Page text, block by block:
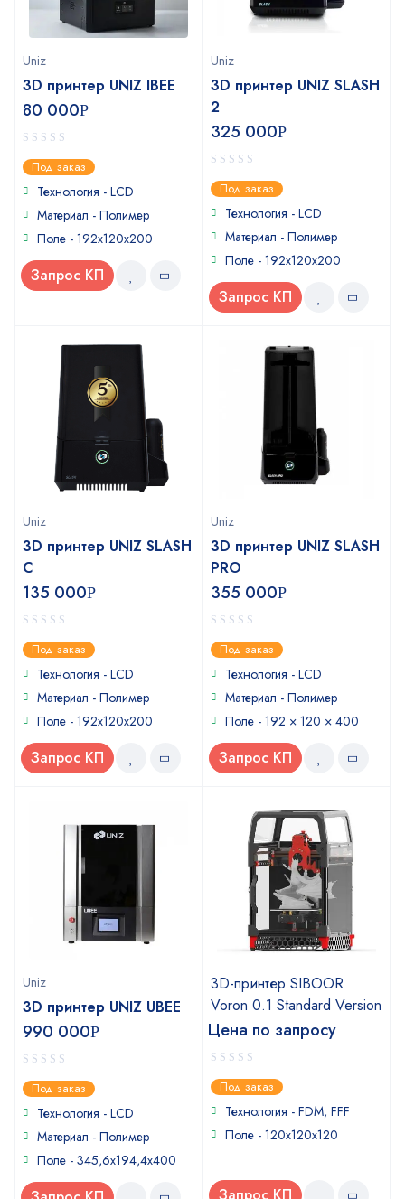
Uniz
3D принтер UNIZ IBEE
80 000Р
0
out
of
Под заказ
Технология - LCD
Материал - Полимер
Поле - 192х120х200
Запрос КП
Uniz
3D принтер UNIZ SLASH
2
325 000Р
0
out
of
Под заказ
Технология - LCD
Материал - Полимер
Поле - 192х120х200
Запрос КП
Uniz
3D принтер UNIZ SLASH
C
135 000Р
0
out
of
Под заказ
Технология - LCD
Материал - Полимер
Поле - 192х120х200
Запрос КП
Uniz
3D принтер UNIZ SLASH
PRO
355 000Р
0
out
of
Под заказ
Технология - LCD
Материал - Полимер
Поле - 192 × 120 × 400
Запрос КП
Uniz
3D принтер UNIZ UBEE
990 000Р
0
out
of
Под заказ
Технология - LCD
Материал - Полимер
Поле - 345,6х194,4х400
3D-принтер SIBOOR
Voron 0.1 Standard Version
Цена по запросу
0
out
of
Под заказ
Технология - FDM, FFF
Поле - 120x120x120